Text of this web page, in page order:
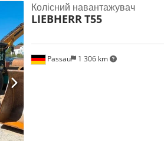
Passau 1 306 km
Колісний навантажувач
LIEBHERRT55